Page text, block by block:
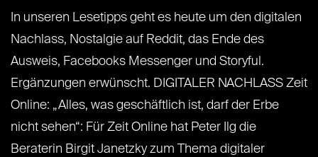
In unseren Lesetipps geht es heute um den digitalen
Nachlass, Nostalgie auf Reddit, das Ende des
Ausweis, Facebooks Messenger und Storyful.
Ergänzungen erwünscht. DIGITALER NACHLASS Zeit
Online: „Alles, was geschäftlich ist, darf der Erbe
nicht sehen“: Für Zeit Online hat Peter Ilg die
Beraterin Birgit Janetzky zum Thema digitaler